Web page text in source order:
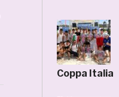
Coppa Italia